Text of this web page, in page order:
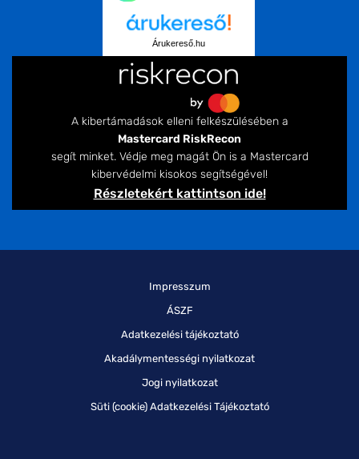
Árukereső.hu
A kibertámadások elleni felkészülésében a
Mastercard RiskRecon
segít minket. Védje meg magát Ön is a Mastercard
kibervédelmi kisokos segítségével!
Részletekért kattintson ide!
Impresszum
ÁSZF
Adatkezelési tájékoztató
Akadálymentességi nyilatkozat
Jogi nyilatkozat
Süti (cookie) Adatkezelési Tájékoztató